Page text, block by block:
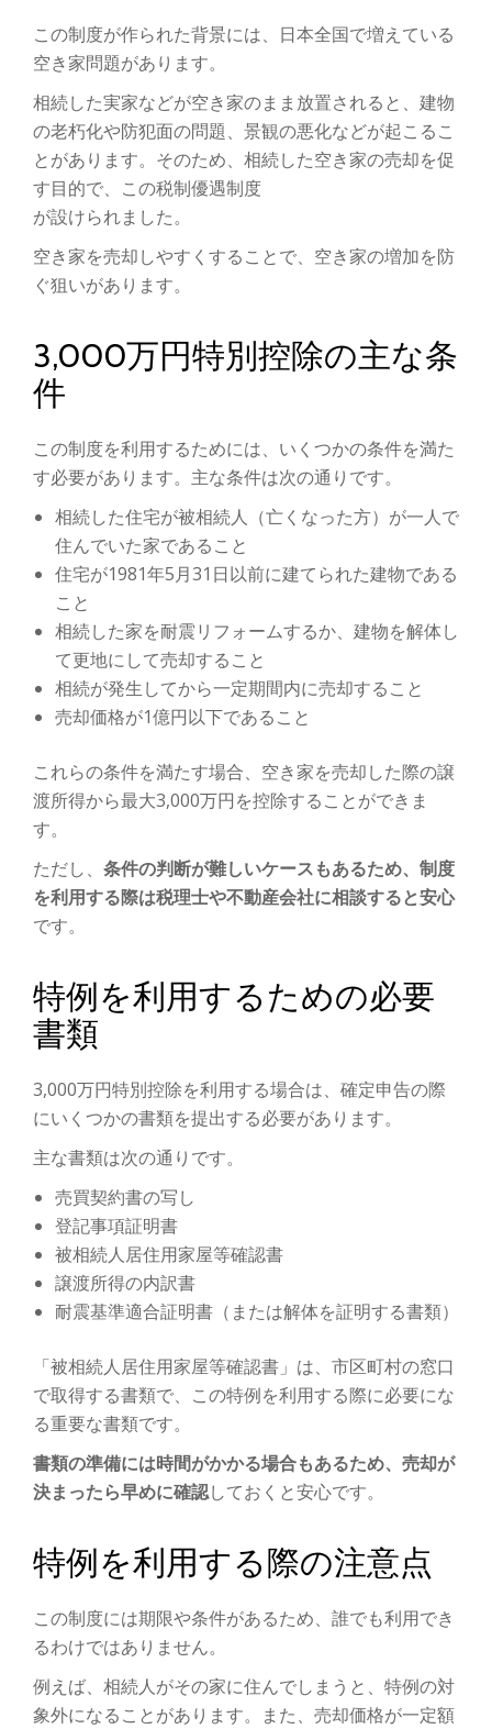
この制度が作られた背景には、日本全国で増えている
空き家問題があります。
相続した実家などが空き家のまま放置されると、建物
の老朽化や防犯面の問題、景観の悪化などが起こるこ
とがあります。そのため、相続した空き家の売却を促
す目的で、この税制優遇制度
が設けられました。
空き家を売却しやすくすることで、空き家の増加を防
ぐ狙いがあります。
3,000万円特別控除の主な条
件
この制度を利用するためには、いくつかの条件を満た
す必要があります。主な条件は次の通りです。
相続した住宅が被相続人（亡くなった方）が一人で
住んでいた家であること
住宅が1981年5月31日以前に建てられた建物である
こと
相続した家を耐震リフォームするか、建物を解体し
て更地にして売却すること
相続が発生してから一定期間内に売却すること
売却価格が1億円以下であること
これらの条件を満たす場合、空き家を売却した際の譲
渡所得から最大3,000万円を控除することができま
す。
ただし、 条件の判断が難しいケースもあるため、制度
を利用する際は税理士や不動産会社に相談すると安心
です。
特例を利用するための必要
書類
3,000万円特別控除を利用する場合は、確定申告の際
にいくつかの書類を提出する必要があります。
主な書類は次の通りです。
売買契約書の写し
登記事項証明書
被相続人居住用家屋等確認書
譲渡所得の内訳書
耐震基準適合証明書（または解体を証明する書類）
「被相続人居住用家屋等確認書」は、市区町村の窓口
で取得する書類で、この特例を利用する際に必要にな
る重要な書類です。
書類の準備には時間がかかる場合もあるため、売却が
決まったら早めに確認しておくと安心です。
特例を利用する際の注意点
この制度には期限や条件があるため、誰でも利用でき
るわけではありません。
例えば、相続人がその家に住んでしまうと、特例の対
象外になることがあります。また、売却価格が一定額